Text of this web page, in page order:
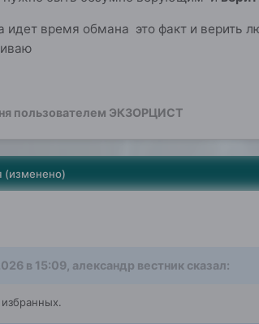
идет время обмана это факт и верить
пользователем ЭКЗОРЦИСТ
(изменено)
в 15:09, александр вестниксказал: